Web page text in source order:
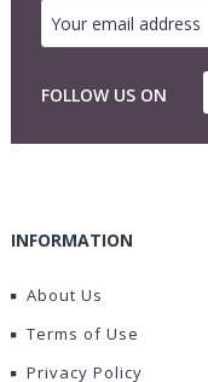
FOLLOW US ON
INFORMATION
About Us
Terms of Use
Privacy Policy